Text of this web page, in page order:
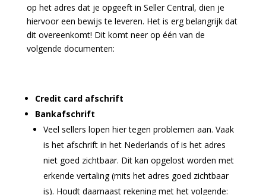
op het adres dat je opgeeft in Seller Central, dien je
hiervoor een bewijs te leveren. Het is erg belangrijk dat
dit overeenkomt! Dit komt neer op één van de
volgende documenten:
Credit card afschrift
Bankafschrift
Veel sellers lopen hier tegen problemen aan. Vaak
is het afschrift in het Nederlands of is het adres
niet goed zichtbaar. Dit kan opgelost worden met
erkende vertaling (mits het adres goed zichtbaar
is). Houdt daarnaast rekening met het volgende: